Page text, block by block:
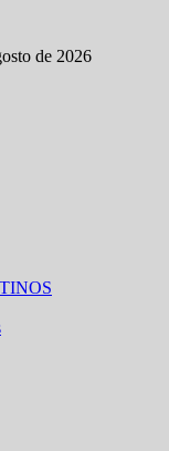
de 2026